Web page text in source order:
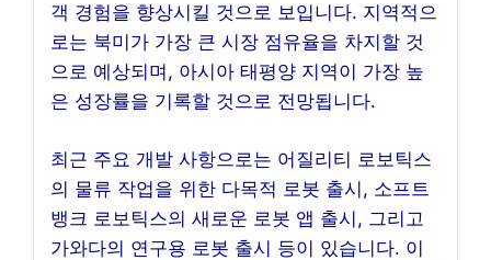
객 경험을 향상시킬 것으로 보입니다. 지역적으
로는 북미가 가장 큰 시장 점유율을 차지할 것
으로 예상되며, 아시아 태평양 지역이 가장 높
은 성장률을 기록할 것으로 전망됩니다.
최근 주요 개발 사항으로는 어질리티 로보틱스
의 물류 작업을 위한 다목적 로봇 출시, 소프트
뱅크 로보틱스의 새로운 로봇 앱 출시, 그리고
가와다의 연구용 로봇 출시 등이 있습니다. 이